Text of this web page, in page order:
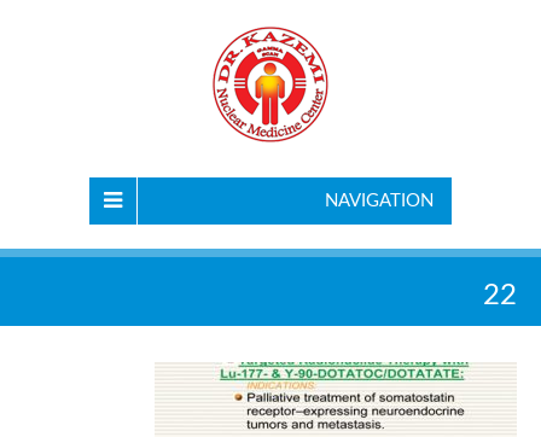
NAVIGATION
22